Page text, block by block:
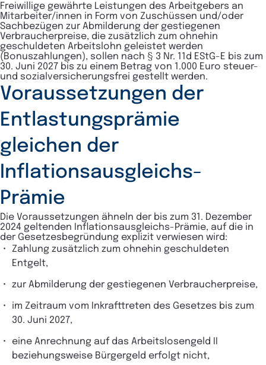
Freiwillige gewährte Leistungen des Arbeitgebers an
Mitarbeiter/innen in Form von Zuschüssen und/oder
Sachbezügen zur Abmilderung der gestiegenen
Verbraucherpreise, die zusätzlich zum ohnehin
geschuldeten Arbeitslohn geleistet werden
(Bonuszahlungen), sollen nach § 3 Nr. 11d EStG-E bis zum
30. Juni 2027 bis zu einem Betrag von 1.000 Euro steuer-
und sozialversicherungsfrei gestellt werden.
Voraussetzungen der
Entlastungsprämie
gleichen der
Inflationsausgleichs-
Prämie
Die Voraussetzungen ähneln der bis zum 31. Dezember
2024 geltenden Inflationsausgleichs-Prämie, auf die in
der Gesetzesbegründung explizit verwiesen wird:
Zahlung zusätzlich zum ohnehin geschuldeten
Entgelt,
zur Abmilderung der gestiegenen Verbraucherpreise,
im Zeitraum vom Inkrafttreten des Gesetzes bis zum
30. Juni 2027,
eine Anrechnung auf das Arbeitslosengeld II
beziehungsweise Bürgergeld erfolgt nicht,